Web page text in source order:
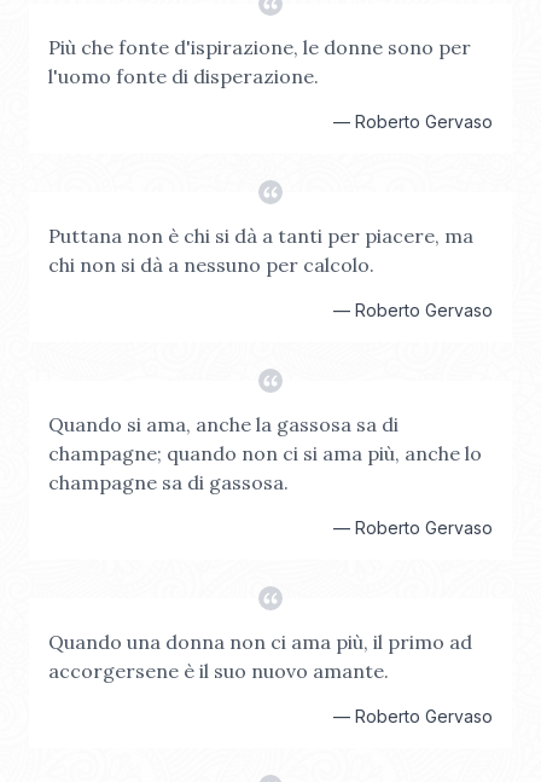
Più che fonte d'ispirazione, le donne sono per
l'uomo fonte di disperazione.
— Roberto Gervaso
Puttana non è chi si dà a tanti per piacere, ma
chi non si dà a nessuno per calcolo.
— Roberto Gervaso
Quando si ama, anche la gassosa sa di
champagne; quando non ci si ama più, anche lo
champagne sa di gassosa.
— Roberto Gervaso
Quando una donna non ci ama più, il primo ad
accorgersene è il suo nuovo amante.
— Roberto Gervaso